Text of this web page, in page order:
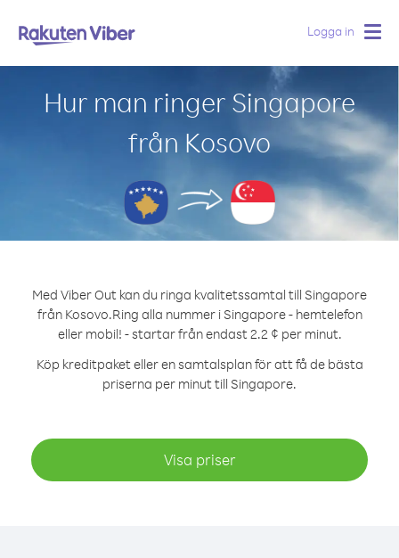
Logga in
Hur man ringer Singapore
från Kosovo
Med Viber Out kan du ringa kvalitetssamtal till Singapore
från Kosovo.Ring alla nummer i Singapore - hemtelefon
eller mobil! - startar från endast 2.2 ¢ per minut.
Köp kreditpaket eller en samtalsplan för att få de bästa
priserna per minut till Singapore.
Visa priser